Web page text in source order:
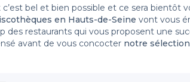
bel et bien possible et ce sera bientôt
en Hauts-de-Seine vont vous
restaurants qui vous proposent une
avant de vous concocter notre
au contraire. Osez l’expérience et